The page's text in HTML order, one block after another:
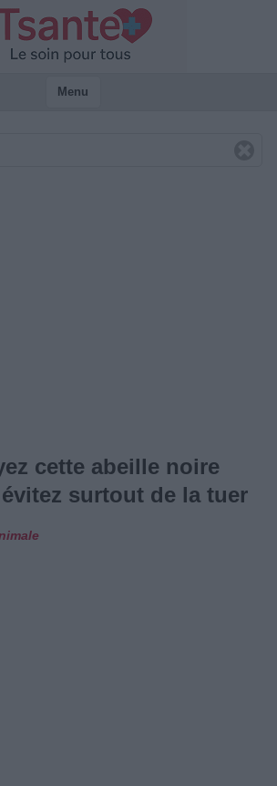
Menu
cette abeille noire
surtout de la tuer